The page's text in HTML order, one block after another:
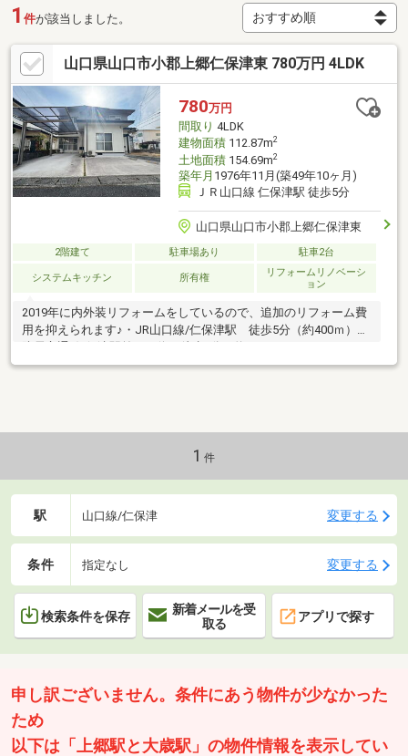
1 件が該当しました。
山口県山口市小郡上郷仁保津東 780万円 4LDK
780万円
間取り 4LDK
建物面積112.87m2
土地面積154.69m2
築年月 1976年11月(築49年10ヶ月)
ＪＲ山口線 仁保津駅 徒歩5分
山口県山口市小郡上郷仁保津東
2階建て 駐車場あり 駐車2台
システムキッチン 所有権
リフォームリノベーシ
ョン
2019年に内外装リフォームをしているので、追加のリフォーム費
用を抑えられます♪・JR山口線/仁保津駅 徒歩5分（約400ｍ）・
1 件
駅 山口線/仁保津 変更する
条件 指定なし 変更する
検索条件を保存
新着メールを受
取る
アプリで探す
申し訳ございません。条件にあう物件が少なかった
ため
以下は「上郷駅と大歳駅」の物件情報を表示してい